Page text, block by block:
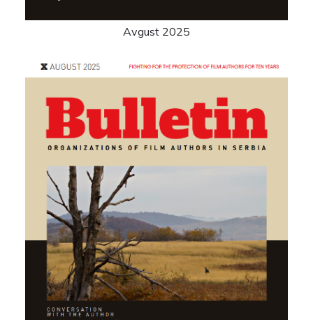
Avgust 2025